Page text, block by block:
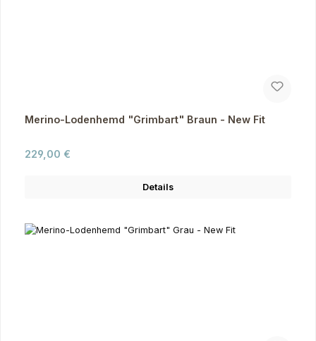
Merino-Lodenhemd "Grimbart" Braun - New Fit
Regulärer Preis:
229,00 €
Details